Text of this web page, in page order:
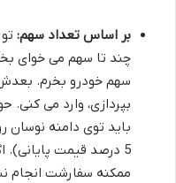
بر اساس تعداد سهم:
سهم خودرو بخرم.
بپردازی، وارد می کنی.
باید توی دامنه نوسان
5 درصد قیمت پایانی).
ممکنه سفارشت انجام